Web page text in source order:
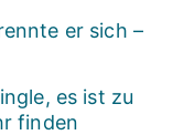
er sich –
es ist zu
finden